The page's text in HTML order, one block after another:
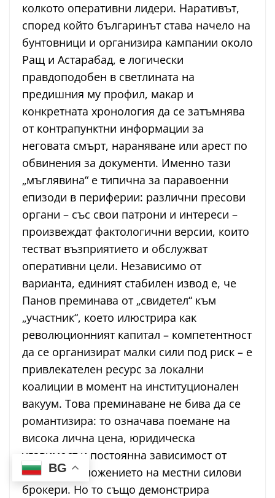
колкото оперативни лидери. Наративът,
според който българинът става начело на
бунтовници и организира кампании около
Ращ и Астарабад, е логически
правдоподобен в светлината на
предишния му профил, макар и
конкретната хронология да се затъмнява
от контрапунктни информации за
неговата смърт, нараняване или арест по
обвинения за документи. Именно тази
„мъглявина“ е типична за паравоенни
епизоди в периферии: различни пресови
органи – със свои патрони и интереси –
произвеждат фактологични версии, които
тестват възприятието и обслужват
оперативни цели. Независимо от
варианта, единият стабилен извод е, че
Панов преминава от „свидетел“ към
„участник“, което илюстрира как
революционният капитал – компетентност
да се организират малки сили под риск – е
привлекателен ресурс за локални
коалиции в момент на институционален
вакуум. Това преминаване не бива да се
романтизира: то означава поемане на
висока лична цена, юридическа
уязвимост и постоянна зависимост от
благоразположението на местни силови
брокери. Но то също демонстрира
BG